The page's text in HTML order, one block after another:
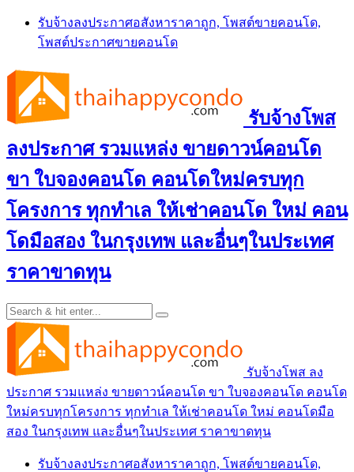
Skip
content
รับจ้างลงประกาศอสังหาราคาถูก, โพสต์ขายคอนโด,
โพสต์ประกาศขายคอนโด
รับจ้างโพส
ลงประกาศ รวมแหล่ง ขายดาวน์คอนโด
ขา ใบจองคอนโด คอนโดใหม่ครบทุก
โครงการ ทุกทำเล ให้เช่าคอนโด ใหม่ คอน
โดมือสอง ในกรุงเทพ และอื่นๆในประเทศ
ราคาขาดทุน
รับจ้างโพส ลง
ประกาศ รวมแหล่ง ขายดาวน์คอนโด ขา ใบจองคอนโด คอนโด
ใหม่ครบทุกโครงการ ทุกทำเล ให้เช่าคอนโด ใหม่ คอนโดมือ
สอง ในกรุงเทพ และอื่นๆในประเทศ ราคาขาดทุน
รับจ้างลงประกาศอสังหาราคาถูก, โพสต์ขายคอนโด,